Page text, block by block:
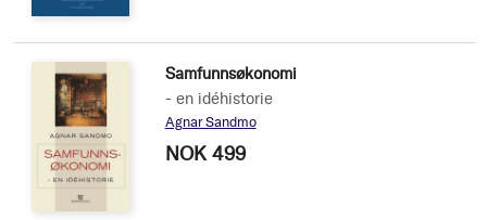
Samfunnsøkonomi
- en idéhistorie
Agnar Sandmo
NOK 499